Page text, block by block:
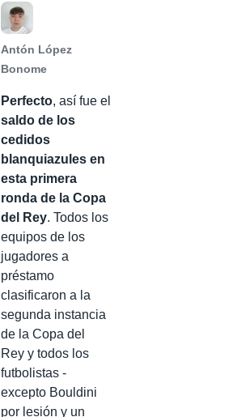
Antón López
Bonome
Perfecto, así fue el
saldo de los
cedidos
blanquiazules en
esta primera
ronda de la Copa
del Rey. Todos los
equipos de los
jugadores a
préstamo
clasificaron a la
segunda instancia
de la Copa del
Rey y todos los
futbolistas -
excepto Bouldini
por lesión y un